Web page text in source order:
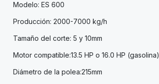
Modelo: ES 600
Producción: 2000-7000 kg/h
Tamaño del corte: 5 y 10mm
Motor compatible:13.5 HP o 16.0 HP (gasolina)
Diámetro de la polea:215mm